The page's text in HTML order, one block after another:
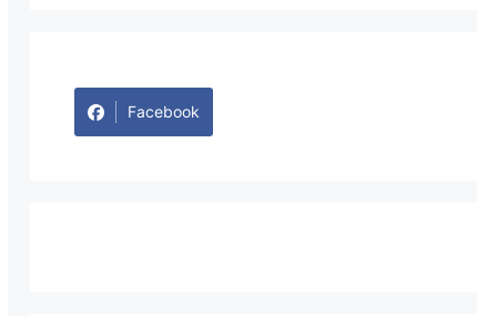
Facebook